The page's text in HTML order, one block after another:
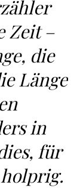
Zeit –
die
Länge
in
für